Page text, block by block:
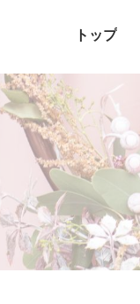
トップ